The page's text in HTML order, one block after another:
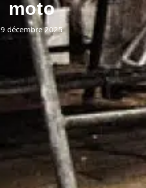
moto
9 décembre 2025